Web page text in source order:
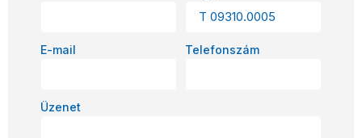
E-mail Telefonszám
Üzenet